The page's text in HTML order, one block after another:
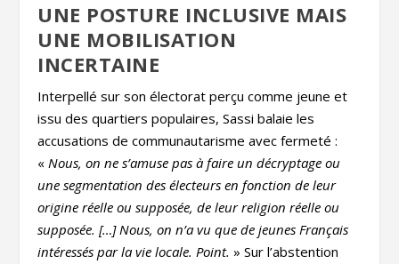
UNE POSTURE INCLUSIVE MAIS
UNE MOBILISATION
INCERTAINE
Interpellé sur son électorat perçu comme jeune et
issu des quartiers populaires, Sassi balaie les
accusations de communautarisme avec fermeté :
«Nous, on ne s’amuse pas à faire un décryptage ou
une segmentation des électeurs en fonction de leur
origine réelle ou supposée, de leur religion réelle ou
supposée. […] Nous, on n’a vu que de jeunes Français
intéressés par la vie locale. Point. » Sur l’abstention